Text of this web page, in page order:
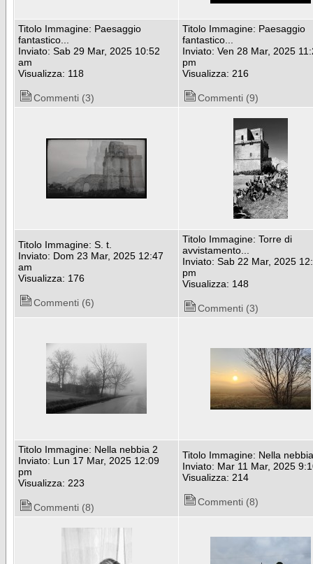
Titolo Immagine: Paesaggio
fantastico...
Inviato: Sab 29 Mar, 2025 10:52
am
Visualizza: 118
Commenti (3)
Titolo Immagine: Paesaggio
fantastico...
Inviato: Ven 28 Mar, 2025
pm
Visualizza: 216
Commenti (9)
Titolo Immagine: S. t.
Inviato: Dom 23 Mar, 2025 12:47
am
Visualizza: 176
Commenti (6)
Titolo Immagine: Torre di
avvistamento...
Inviato: Sab 22 Mar, 2025
pm
Visualizza: 148
Commenti (3)
Titolo Immagine: Nella nebbia 2
Inviato: Lun 17 Mar, 2025 12:09
pm
Visualizza: 223
Commenti (8)
Titolo Immagine: Nella
Inviato: Mar 11 Mar, 2025
Visualizza: 214
Commenti (8)